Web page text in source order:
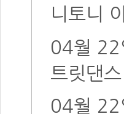
니토니
04월 22
트릿댄
04월 22